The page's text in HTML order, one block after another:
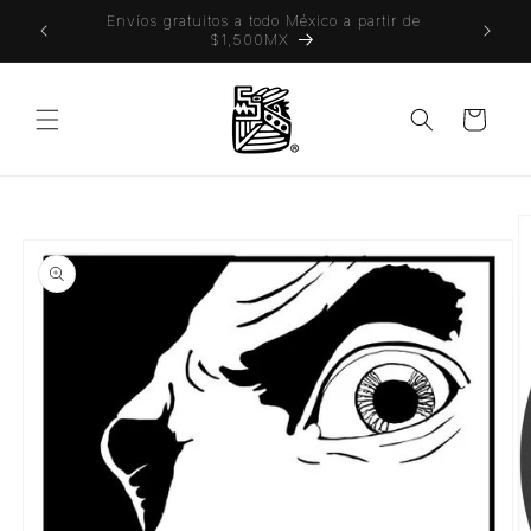
directamenteEnvíos gratuitos a todo México a partir de
$1,500MX
Carrito
información
del producto